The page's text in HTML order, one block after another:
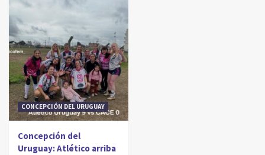
CONCEPCIÓN DEL URUGUAY
Concepción del
Uruguay: Atlético arriba